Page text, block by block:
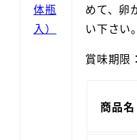
めて、卵
い下さい
賞味期限
商品名